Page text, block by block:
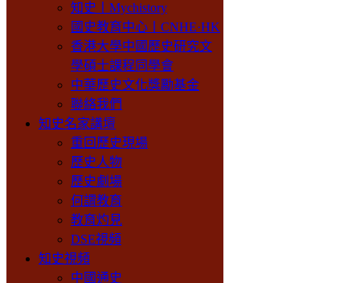
知史丨Mychistory
國史教育中心丨CNHE·HK
香港大學中國歷史研究文
學碩士課程同學會
中華歷史文化獎勵基金
聯絡我們
知史名家講壇
重回歷史現場
歷史人物
歷史劇場
何謂教育
教育灼見
DSE視頻
知史視頻
中國通史